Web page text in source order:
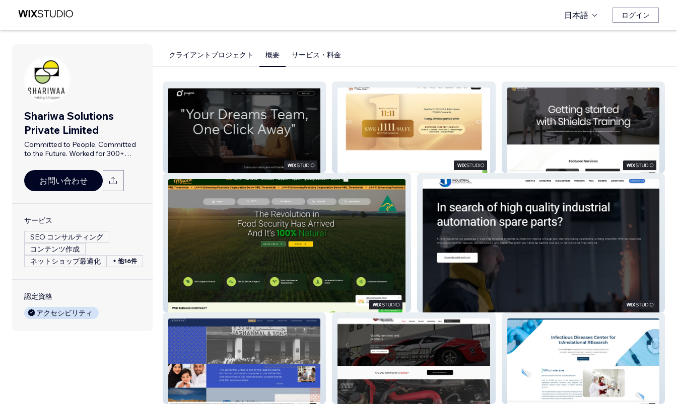
日本語 ログイン
Shariwa Solutions
Private Limited
Committed to People, Committed
to the Future. Worked for 300+
お問い合わせ
サービス
SEO コンサルティング
コンテンツ作成
ネットショップ最適化
+ 他16件
認定資格
アクセシビリティ
クライアントプロジェクト 概要 サービス・料金
Miracle Everyday One Industrial
Jashanmal Overkillperformance